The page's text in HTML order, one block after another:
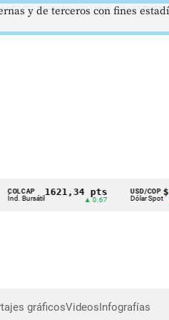
Bursátil
1621,34 pts
▲ 0.67
USD/COP
Dólar Spot ▲
gráficosVideosInfografías
y de terceros con fines